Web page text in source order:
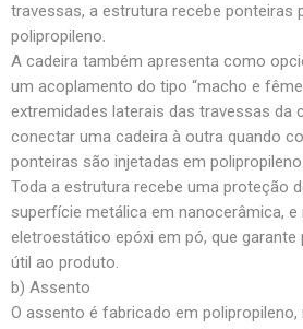
travessas, a estrutura recebe ponteiras
polipropileno.
A cadeira também apresenta como
um acoplamento do tipo “macho e
extremidades laterais das travessas da
conectar uma cadeira à outra quando
ponteiras são injetadas em polipropileno.
Toda a estrutura recebe uma proteção
superfície metálica em nanocerâmica,
eletroestático epóxi em pó, que
útil ao produto.
b) Assento
O assento é fabricado em polipropileno,